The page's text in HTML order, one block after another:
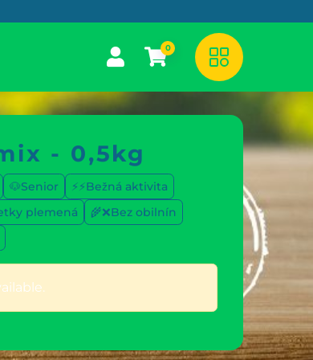
0
- 0,5kg
🐶Senior
⚡⚡Bežná aktivita
plemená
🌾❌Bez obilnín